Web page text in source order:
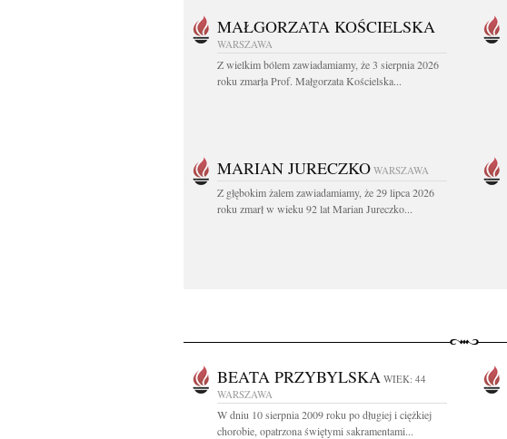
MAŁGORZATA KOŚCIELSKA
WARSZAWA
Z wielkim bólem zawiadamiamy, że 3 sierpnia 2026
roku zmarła Prof. Małgorzata Kościelska...
MARIAN JURECZKO WARSZAWA
Z głębokim żalem zawiadamiamy, że 29 lipca 2026
roku zmarł w wieku 92 lat Marian Jureczko...
BEATA PRZYBYLSKA WIEK: 44
WARSZAWA
W dniu 10 sierpnia 2009 roku po długiej i ciężkiej
chorobie, opatrzona świętymi sakramentami...